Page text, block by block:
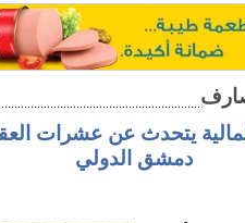
يتحدث عن عشرات
دمشق الدولي